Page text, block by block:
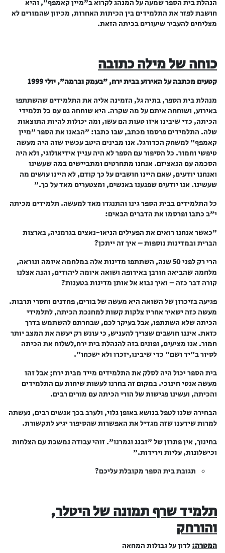
הנהלת בית הספר שמעה על המנהג לקרוא ב"מיין קאמפף", והיא
חושבת לפזר את התלמידים בין הכיתות האחרות, מכיוון שהמורים לא
מצליחים להעביר שיעורים בכיתה הזאת.
כוחה של מילה כתובה
קטעים מכתבה על האירוע בבית ירח, "בעמק וברמה", יולי 1999
מנהלת בית הספר, בתיה גל, הזמינה אליה את התלמידים שהשתתפו
באירוע, ושוחחה איתם על מה שקרה. היא שוחחה גם עם כל תלמידי
הכיתה, כדי שיבינו איזו טעות הם עשו, ומה יכולות להיות התוצאות
שלה. התלמידים פרסמו מכתב, שבו כתבו: "הבאנו את הספר "מיין
קאמפף" למשחק הכדורגל. אנו מבינים היטב עכשיו שזה היה מעשה
טיפשי וחמור. כל הסיפור עם הספר לא היה עניין אידיאולוגי, ולא היה
הסכמה עם הנאציזם. אנחנו מתחרטים ומתביישים במה שעשינו
ואנחנו יודעים, שאם היינו חושבים על כך קודם, לא היינו עושים מה
שעשינו. אנו יודעים שפגענו באנשים, ומצטערים מאד על כך."
כל התלמידים בבית הספר גינו והתנגדו מאד למעשה. תלמידים מכיתה
י"ב כתבו ופרסמו את הדברים הבאים:
"כאשר אנחנו רואים את הפעילים הניאו-נאצים בגרמניה, בארצות
הברית ובמדינות נוספות – איך זה ייתכן?
הרי רק לפני 50 שנה, השתתפו מדינות אלה במלחמה איומה ונוראה,
מלחמה שהביאה חורבן באירופה ושואה איומה ליהודים, והנה אצלנו
קורה דבר כזה – ואיך נבוא אל אותן מדינות בטענות?
פגיעה בזיכרון של השואה היא מעשה של בורים, פחדנים וחסרי תרבות.
מעשה כזה ישאיר אחריו צלקות קשות למחנכת הכיתה, לתלמידי
הכיתה שלא השתתפו, אבל בעיקר לכם, שבחרתם להשתמש בדרך
כזאת. איננו חושבים שצריך להעניש, כי עונש רק יעשה את המצב יותר
חמור. אנו מציעים, ופונים בזה להנהלת בית ירח,לשלוח את הכיתה
לסיור ב"יד ושם" כדי שיבינו,יזכרו ולא ישכחו".
בית הספר יכול היה לסלק את התלמידים מייד מבית ירח; אבל זהו
מעשה אנטי חינוכי. במקום זה בחרנו לעשות שיחות עם התלמידים
והכיתה, ועשינו פגישות של הורי הכיתה עם מורים רבים.
הבחירה שלנו לטפל בנושא באופן גלוי, ולערב בכך אנשים רבים, נעשתה
למרות שידענו שזה מגדיל את האפשרות שהסיפור יגיע לתקשורת.
בחינוך, אין פתרון של "זבנג וגמרנו". זוהי עבודה נמשכת עם הצלחות
וכישלונות, עליות וירידות."
תגובת בית הספר מקובלת עליכם?
תלמיד שרף תמונה של היטלר,
והורחק
המטרה:לדון על גבולות המחאה